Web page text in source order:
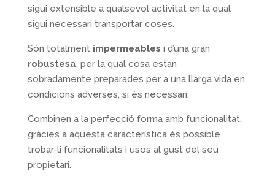
sigui extensible a qualsevol activitat en la qual
sigui necessari transportar coses.
Són totalment impermeables i d’una gran
robustesa, per la qual cosa estan
sobradamente preparades per a una llarga vida en
condicions adverses, si és necessari.
Combinen a la perfecció forma amb funcionalitat,
gràcies a aquesta característica és possible
trobar-li funcionalitats i usos al gust del seu
propietari.